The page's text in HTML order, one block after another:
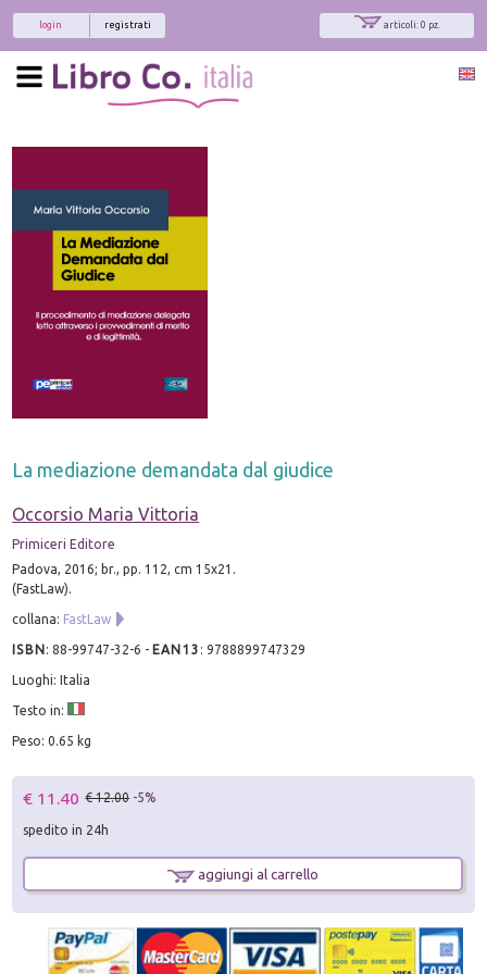
articoli: 0 pz.
registrati
login
La mediazione demandata dal giudice
Occorsio Maria Vittoria
Primiceri Editore
Padova, 2016; br., pp. 112, cm 15x21.
(FastLaw).
collana: FastLaw
ISBN:88-99747-32-6 - EAN13 :9788899747329
Luoghi: Italia
Testo in:
Peso: 0.65 kg
€ 11.40 € 12.00 -5%
spedito in 24h
aggiungi al carrello